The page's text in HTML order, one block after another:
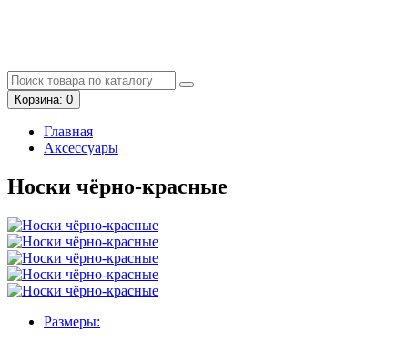
Корзина: 0
Главная
Аксессуары
Носки чёрно-красные
Размеры: